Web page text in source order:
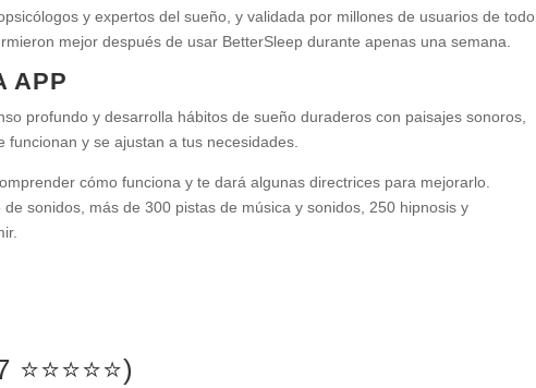
y expertos del sueño, y validada por millones de usuarios de todo
mejor después de usar BetterSleep durante apenas una semana.
APP
profundo y desarrolla hábitos de sueño duraderos con paisajes sonoros,
y se ajustan a tus necesidades.
cómo funciona y te dará algunas directrices para mejorarlo.
sonidos, más de 300 pistas de música y sonidos, 250 hipnosis y